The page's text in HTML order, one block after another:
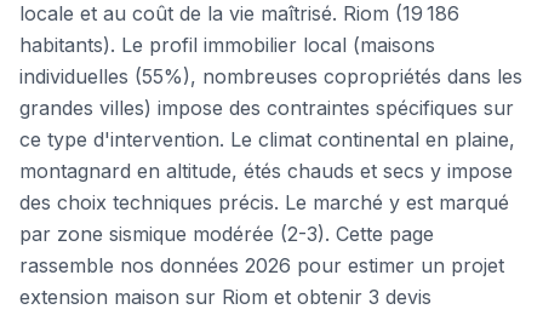
locale et au coût de la vie maîtrisé. Riom (19 186
habitants). Le profil immobilier local (maisons
individuelles (55%), nombreuses copropriétés dans les
grandes villes) impose des contraintes spécifiques sur
ce type d'intervention. Le climat continental en plaine,
montagnard en altitude, étés chauds et secs y impose
des choix techniques précis. Le marché y est marqué
par zone sismique modérée (2-3). Cette page
rassemble nos données 2026 pour estimer un projet
extension maison sur Riom et obtenir 3 devis